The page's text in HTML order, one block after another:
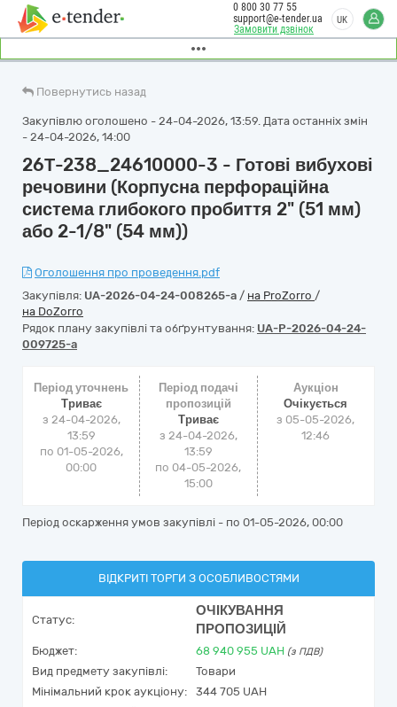
Замовити дзвінок
0 800 30 77 55
support@e-tender.ua
UK
Повернутись назад
Закупівлю оголошено - 24-04-2026, 13:59. Дата останніх змін
- 24-04-2026, 14:00
26Т-238_24610000-3 - Готові вибухові
речовини (Корпусна перфораційна
система глибокого пробиття 2" (51 мм)
або 2-1/8" (54 мм))
Оголошення про проведення.pdf
Закупівля: UA-2026-04-24-008265-a / на ProZorro /
на DoZorro
Рядок плану закупівлі та обґрунтування: UA-P-2026-04-24-
009725-a
Період уточнень
Триває
з 24-04-2026,
13:59
по 01-05-2026,
00:00
Період подачі
пропозицій
Триває
з 24-04-2026,
13:59
по 04-05-2026,
15:00
Аукціон
Очікується
з 05-05-2026,
12:46
Період оскарження умов закупівлі - по 01-05-2026, 00:00
ВІДКРИТІ ТОРГИ З ОСОБЛИВОСТЯМИ
Статус:
ОЧІКУВАННЯ
ПРОПОЗИЦІЙ
Бюджет: 68 940 955 UAH (з ПДВ)
Вид предмету закупівлі:
Товари
Мінімальний крок аукціону:
344 705 UAH